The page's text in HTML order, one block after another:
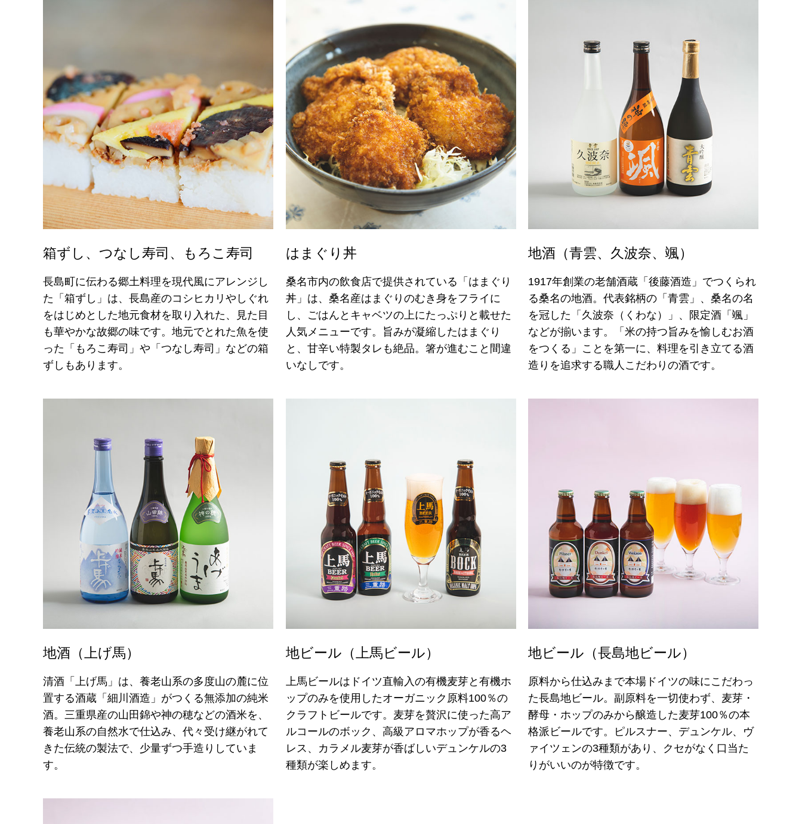
箱ずし、つなし寿司、もろこ寿司
長島町に伝わる郷土料理を現代風にアレンジし
た「箱ずし」は、長島産のコシヒカリやしぐれ
をはじめとした地元食材を取り入れた、見た目
も華やかな故郷の味です。地元でとれた魚を使
った「もろこ寿司」や「つなし寿司」などの箱
ずしもあります。
はまぐり丼
桑名市内の飲食店で提供されている「はまぐり
丼」は、桑名産はまぐりのむき身をフライに
し、ごはんとキャベツの上にたっぷりと載せた
人気メニューです。旨みが凝縮したはまぐり
と、甘辛い特製タレも絶品。箸が進むこと間違
いなしです。
地酒（青雲、久波奈、颯）
1917年創業の老舗酒蔵「後藤酒造」でつくられ
る桑名の地酒。代表銘柄の「青雲」、桑名の名
を冠した「久波奈（くわな）」、限定酒「颯」
などが揃います。「米の持つ旨みを愉しむお酒
をつくる」ことを第一に、料理を引き立てる酒
造りを追求する職人こだわりの酒です。
地酒（上げ馬）
清酒「上げ馬」は、養老山系の多度山の麓に位
置する酒蔵「細川酒造」がつくる無添加の純米
酒。三重県産の山田錦や神の穂などの酒米を、
養老山系の自然水で仕込み、代々受け継がれて
きた伝統の製法で、少量ずつ手造りしていま
す。
地ビール（上馬ビール）
上馬ビールはドイツ直輸入の有機麦芽と有機ホ
ップのみを使用したオーガニック原料100％の
クラフトビールです。麦芽を贅沢に使った高ア
ルコールのボック、高級アロマホップが香るヘ
レス、カラメル麦芽が香ばしいデュンケルの3
種類が楽しめます。
地ビール（長島地ビール）
原料から仕込みまで本場ドイツの味にこだわっ
た長島地ビール。副原料を一切使わず、麦芽・
酵母・ホップのみから醸造した麦芽100％の本
格派ビールです。ピルスナー、デュンケル、ヴ
ァイツェンの3種類があり、クセがなく口当た
りがいいのが特徴です。